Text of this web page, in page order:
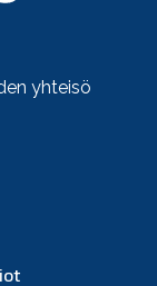
yhteisö